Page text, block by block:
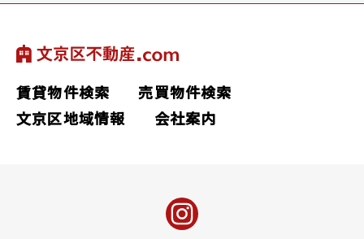
賃貸物件検索
売買物件検索
文京区地域情報
会社案内